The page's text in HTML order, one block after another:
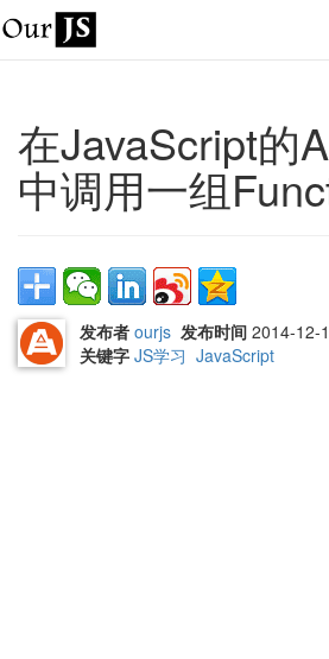
在JavaScript的
中调用一组
发布者 ourjs 发布时间 2014-12-
关键字 JS学习 JavaScript